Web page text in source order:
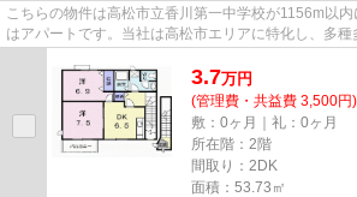
こちらの物件は高松市立香川第一中学校が1156m以
はアパートです。当社は高松市エリアに特化し、多
3.7万円
(管理費・共益費 3,500円)
敷：0ヶ月｜礼：0ヶ月
所在階：2階
間取り：2DK
面積：53.73㎡